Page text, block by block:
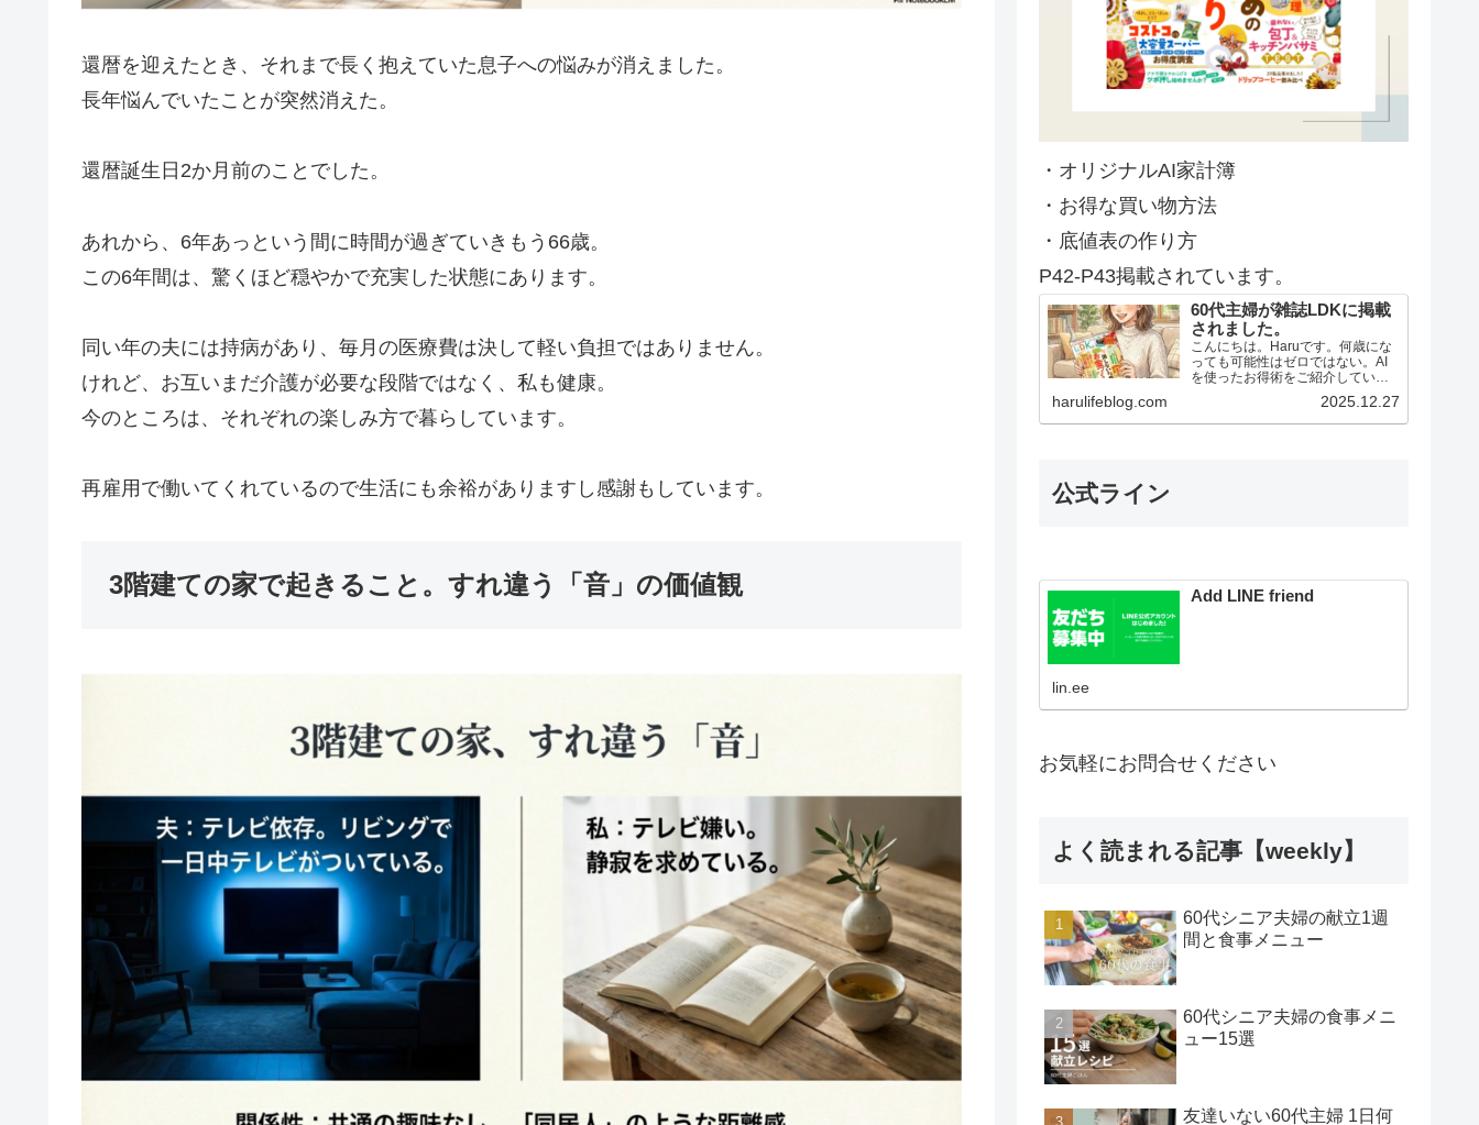
還暦を迎えたとき、それまで長く抱えていた息子への悩みが消えました。
長年悩んでいたことが突然消えた。
還暦誕生日2か月前のことでした。
あれから、6年あっという間に時間が過ぎていきもう66歳。
この6年間は、驚くほど穏やかで充実した状態にあります。
同い年の夫には持病があり、毎月の医療費は決して軽い負担ではありません。
けれど、お互いまだ介護が必要な段階ではなく、私も健康。
今のところは、それぞれの楽しみ方で暮らしています。
再雇用で働いてくれているので生活にも余裕がありますし感謝もしています。
3階建ての家で起きること。すれ違う「音」の価値観
・オリジナルAI家計簿
・お得な買い物方法
・底値表の作り方
P42-P43掲載されています。
60代主婦が雑誌LDKに掲載
されました。
こんにちは。Haruです。何歳にな
っても可能性はゼロではない。AI
を使ったお得術をご紹介していま
に生きましょう。絵が描けない私
でもAIに言葉を投げかけるだけ
harulifeblog.com 2025.12.27
公式ライン
Add LINE friend
lin.ee
お気軽にお問合せください
よく読まれる記事【weekly】
60代シニア夫婦の献立1週
間と食事メニュー
60代シニア夫婦の食事メニ
ュー15選
友達いない60代主婦 1日何